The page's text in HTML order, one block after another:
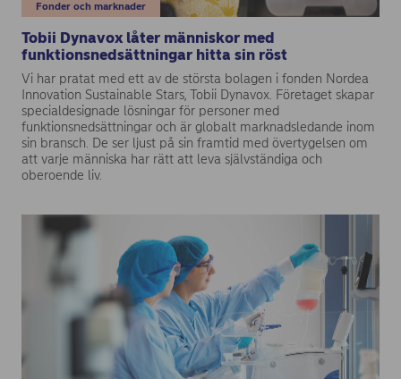
Fonder och marknader
Tobii Dynavox låter människor med
funktionsnedsättningar hitta sin röst
Vi har pratat med ett av de största bolagen i fonden Nordea
Innovation Sustainable Stars, Tobii Dynavox. Företaget skapar
specialdesignade lösningar för personer med
funktionsnedsättningar och är globalt marknadsledande inom
sin bransch. De ser ljust på sin framtid med övertygelsen om
att varje människa har rätt att leva självständiga och
oberoende liv.